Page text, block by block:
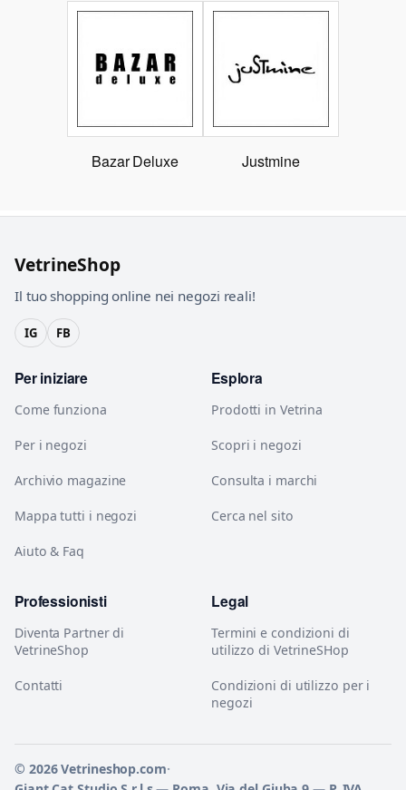
Bazar Deluxe Justmine
VetrineShop
Il tuo shopping online nei negozi reali!
IG FB
Per iniziare
Come funziona
Per i negozi
Archivio magazine
Mappa tutti i negozi
Aiuto & Faq
Esplora
Prodotti in Vetrina
Scopri i negozi
Consulta i marchi
Cerca nel sito
Professionisti
Diventa Partner di
VetrineShop
Contatti
Legal
Termini e condizioni di
utilizzo di VetrineSHop
Condizioni di utilizzo per i
negozi
© 2026 Vetrineshop.com·